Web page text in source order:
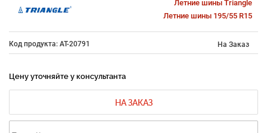
Летние шины Triangle
Летние шины 195/55 R15
Код продукта: AT-20791 На Заказ
Цену уточняйте у консультанта
НА ЗАКАЗ